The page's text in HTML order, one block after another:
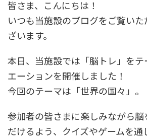
皆さま、こんにちは！
いつも当施設のブログをご覧い
ざいます。
本日、当施設では「脳トレ」をテ
エーションを開催しました！
今回のテーマは「世界の国々」。
参加者の皆さまに楽しみながら
だけるよう、クイズやゲームを